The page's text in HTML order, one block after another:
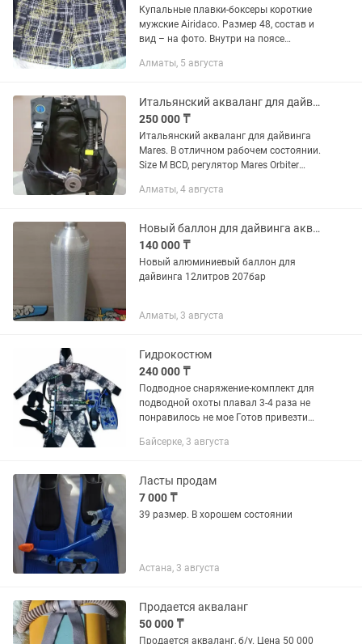
Купальные плавки-боксеры короткие
мужские Airidaco. Размер 48, состав и
вид – на фото. Внутри на поясе
Резинка примерно 1,5 см, завязка на
Алматы, 5 августа
Итальянский акваланг для дайвинга Mares
250 000 ₸
Итальянский акваланг для дайвинга
Mares. В отличном рабочем состоянии.
Size М BCD, регулятор Mares Orbiter
Заправленный. Возможно изменение
Алматы, 4 августа
Новый баллон для дайвинга акваланга
140 000 ₸
Новый алюминиевый баллон для
дайвинга 12литров 207бар
Алматы, 3 августа
Гидрокостюм
240 000 ₸
Подводное снаряжение-комплект для
подводной охоты плавал 3-4 раза не
понравилось не мое Готов привезти
Алматы В эту цену входит
Байсерке, 3 августа
Ласты продам
7 000 ₸
39 размер. В хорошем состоянии
Астана, 3 августа
Продается акваланг
50 000 ₸
Продается акваланг, б/у. Цена 50 000